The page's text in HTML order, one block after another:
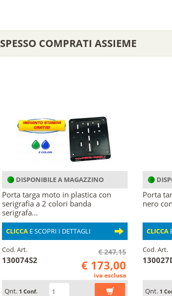
SPESSO COMPRATI ASSIEME
DISPONIBILE A MAGAZZINO
Porta targa moto in plastica con
serigrafia a 2 colori banda
serigrafa...
CLICCAE SCOPRI I DETTAGLI
Cod. Art.
130074S2
€ 247,15
€ 173,00
iva esclusa
Qnt. 1 Conf.
Porta
nero
CLICCA
Cod. Art.
Qnt. 1